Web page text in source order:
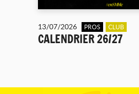
13/07/2026 PROS CLUB
CALENDRIER 26/27